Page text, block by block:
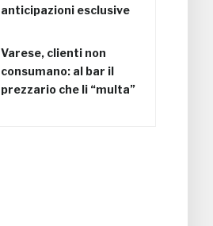
anticipazioni esclusive
Varese, clienti non
consumano: al bar il
prezzario che li “multa”